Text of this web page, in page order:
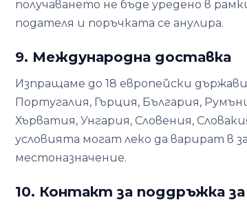
получаването не бъде уредено в
подателя и поръчката се анулира.
9. Международна доставка
Изпращаме до 18 европейски
Португалия, Гърция, България,
Хърватия, Унгария, Словения,
условията могат леко да варират в
местоназначение.
10. Контакт за поддръжка